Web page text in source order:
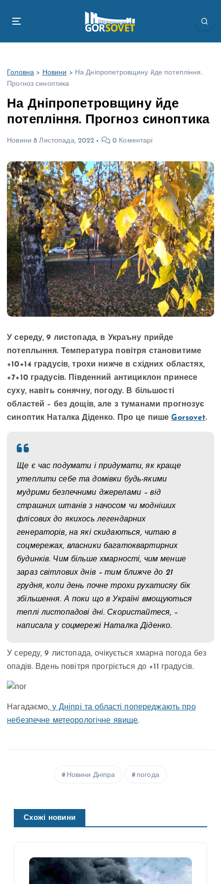
Головна > Новини > На Дніпропетровщину йде потепління.
Прогноз синоптика
На Дніпропетровщину йде
потепління. Прогноз синоптика
Новини 8 Листопада, 2022 0 Коментарі
У середу, 9 листопада, в Украъну прийде
потеплыння. Температура повітря становитиме
+10+14 градусів, трохи нижче в східних областях,
+7+10 градусів.
Південний антициклон принесе
суху, навіть сонячну, погоду. В більшості
областей – без дощів, але з туманами прогнозує
синоптик Наталка Діденко. Про це пишеGorsovet.
Ще є час подумати і придумати, як краще
утеплити себе та домівки будь-якими
мудрими безпечними джерелами – від
страшних штанів з начосом чи модніших
флісових до якихось легендарних
генераторів, на які скидаються, читаю в
соцмережах, власники багатоквартирних
будинків. Чим більше хмарності, чим менше
зараз світлових днів – тим ближче до 21
грудня, коли день почне трохи рухатисяу бік
збільшення. А поки що в Україні вмощуються
теплі листопадові дні. Скористайтеся, –
написала у соцмережі Наталка Діденко.
У середу, 9 листопада, очікується хмарна погода без
опадів. Вдень повітря прогріється до +11 градусів.
Нагадаємо, у Дніпрі та області попереджають про
небезпечне метеорологічне явище.
Новини Дніпра погода
Схожі новини